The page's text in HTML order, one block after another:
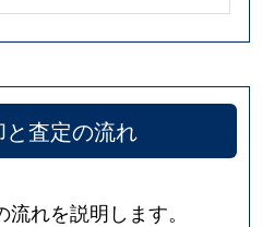
査定の流れ
れを説明します。